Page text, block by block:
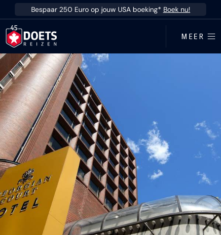
Ga direct naar inhoud
Bespaar 250 Euro op jouw USA boeking* Boek nu!
MEER